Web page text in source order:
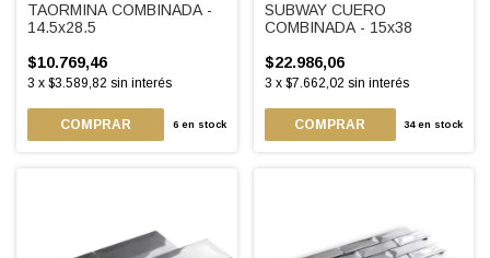
TAORMINA COMBINADA -
14.5x28.5
$10.769,46
3 x $3.589,82 sin interés
6en stock
SUBWAY CUERO
COMBINADA - 15x38
$22.986,06
3 x $7.662,02 sin interés
34en stock